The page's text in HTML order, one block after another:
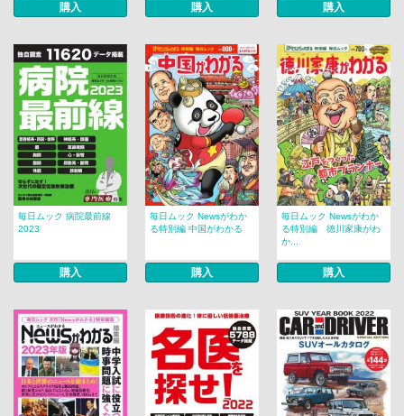
購入 購入 購入
毎日ムック 病院最前線
2023
購入
毎日ムック Newsがわか
る特別編 中国がわかる
購入
毎日ムック Newsがわか
る特別編 徳川家康がわ
か...
購入